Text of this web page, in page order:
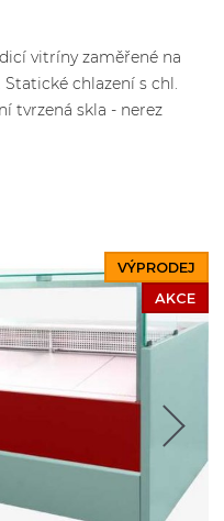
vitríny zaměřené na
chlazení s chl.
tvrzená skla - nerez
VÝPRODEJ
AKCE